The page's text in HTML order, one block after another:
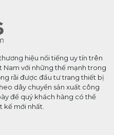
hiệu nổi tiếng uy tín trên
với những thế mạnh trong
rãi được đầu tư trang thiết bị
dây chuyền sản xuất công
để quý khách hàng có thể
mới nhất.